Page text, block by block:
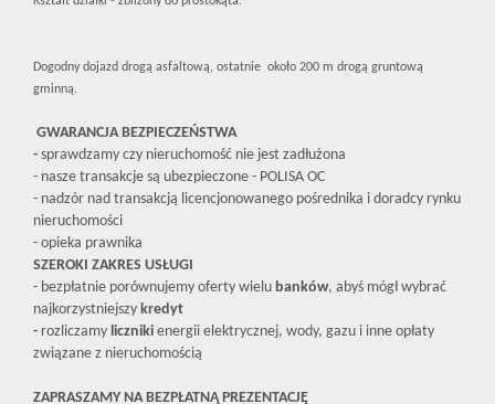
Dogodny dojazd drogą asfaltową, ostatnie około 200 m drogą gruntową
gminną.
GWARANCJA BEZPIECZEŃSTWA
- sprawdzamy czy nieruchomość nie jest zadłużona
- nasze transakcje są ubezpieczone - POLISA OC
- nadzór nad transakcją licencjonowanego pośrednika i doradcy rynku
nieruchomości
- opieka prawnika
SZEROKI ZAKRES USŁUGI
- bezpłatnie porównujemy oferty wielu banków, abyś mógł wybrać
najkorzystniejszy kredyt
- rozliczamy liczniki energii elektrycznej, wody, gazu i inne opłaty
związane z nieruchomością
ZAPRASZAMY NA BEZPŁATNĄ PREZENTACJĘ